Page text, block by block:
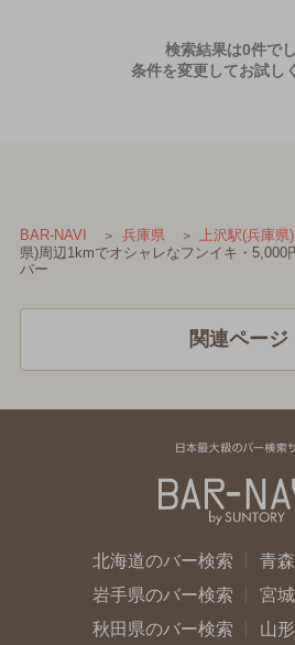
検索結果は0件でし
条件を変更してお試し
BAR-NAVI 兵庫県 上沢駅(兵庫
県)周辺1kmでオシャレなフンイキ・5,000
バー
関連ページ
北海道のバー検索
青
岩手県のバー検索
宮
秋田県のバー検索
山